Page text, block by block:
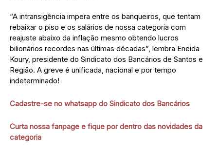
“A intransigência impera entre os banqueiros, que tentam
rebaixar o piso e os salários de nossa categoria com
reajuste abaixo da inflação mesmo obtendo lucros
bilionários recordes nas últimas décadas”, lembra Eneida
Koury, presidente do Sindicato dos Bancários de Santos e
Região. A greve é unificada, nacional e por tempo
indeterminado!
Cadastre-se no whatsapp do Sindicato dos Bancários
Curta nossa fanpage e fique por dentro das novidades da
categoria